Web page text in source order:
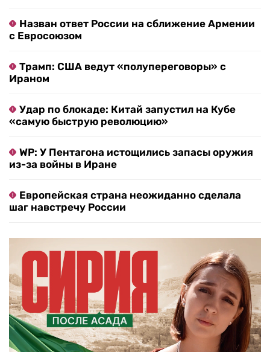
Назван ответ России на сближение Армении
с Евросоюзом
Трамп: США ведут «полупереговоры» с
Ираном
Удар по блокаде: Китай запустил на Кубе
«самую быструю революцию»
WP: У Пентагона истощились запасы оружия
из-за войны в Иране
Европейская страна неожиданно сделала
шаг навстречу России